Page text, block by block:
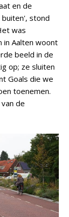
en de
stond
was
in Aalten woont
beeld in de
op; ze sluiten
Goals die we
toenemen.
de